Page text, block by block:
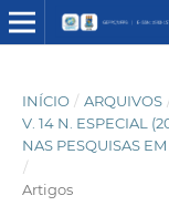
INÍCIO / ARQUIVOS
V. 14 N. ESPECIAL
NAS PESQUISAS
/
Artigos